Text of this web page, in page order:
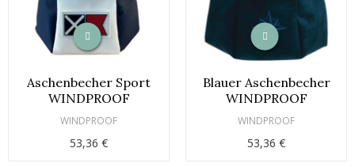
Aschenbecher Sport
WINDPROOF
WINDPROOF
53,36 €
Blauer Aschenbecher
WINDPROOF
WINDPROOF
53,36 €